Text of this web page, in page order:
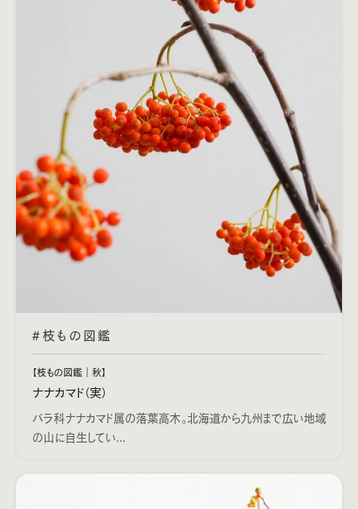
#枝もの図鑑
【枝もの図鑑｜秋】
ナナカマド（実）
バラ科ナナカマド属の落葉高木。北海道から九州まで広い地域
の山に自生してい...